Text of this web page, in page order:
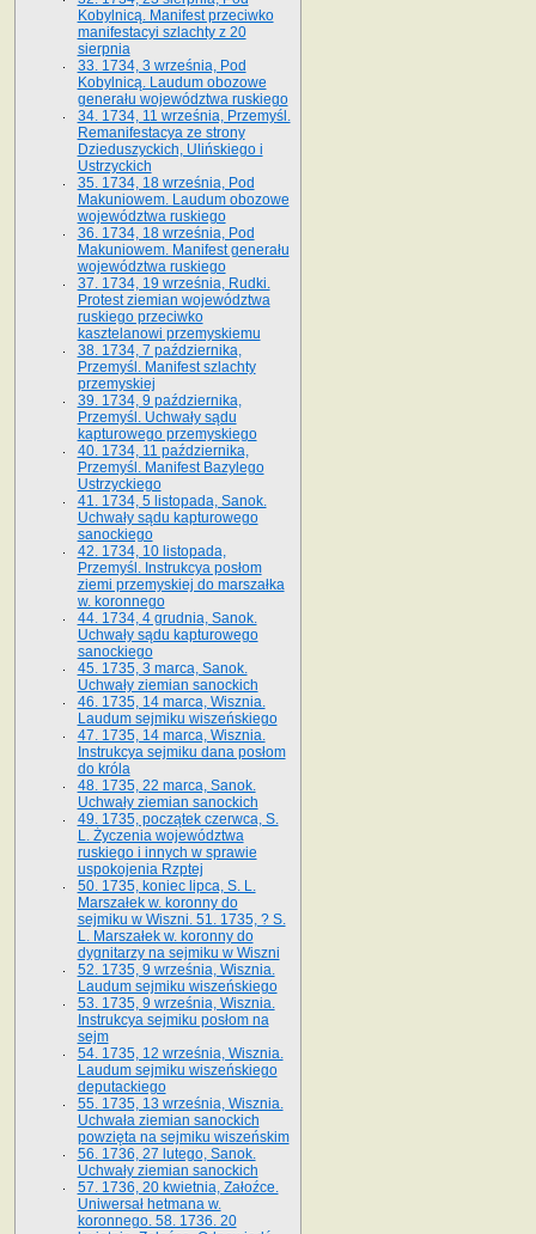
Kobylnicą. Manifest przeciwko
manifestacyi szlachty z 20
sierpnia
33. 1734, 3 września, Pod
Kobylnicą. Laudum obozowe
generału województwa ruskiego
34. 1734, 11 września, Przemyśl.
Remanifestacya ze strony
Dzieduszyckich, Ulińskiego i
Ustrzyckich
35. 1734, 18 września, Pod
Makuniowem. Laudum obozowe
województwa ruskiego
36. 1734, 18 września, Pod
Makuniowem. Manifest generału
województwa ruskiego
37. 1734, 19 września, Rudki.
Protest ziemian województwa
ruskiego przeciwko
kasztelanowi przemyskiemu
38. 1734, 7 października,
Przemyśl. Manifest szlachty
przemyskiej
39. 1734, 9 października,
Przemyśl. Uchwały sądu
kapturowego przemyskiego
40. 1734, 11 października,
Przemyśl. Manifest Bazylego
Ustrzyckiego
41. 1734, 5 listopada, Sanok.
Uchwały sądu kapturowego
sanockiego
42. 1734, 10 listopada,
Przemyśl. Instrukcya posłom
ziemi przemyskiej do marszałka
w. koronnego
44. 1734, 4 grudnia, Sanok.
Uchwały sądu kapturowego
sanockiego
45. 1735, 3 marca, Sanok.
Uchwały ziemian sanockich
46. 1735, 14 marca, Wisznia.
Laudum sejmiku wiszeńskiego
47. 1735, 14 marca, Wisznia.
Instrukcya sejmiku dana posłom
do króla
48. 1735, 22 marca, Sanok.
Uchwały ziemian sanockich
49. 1735, początek czerwca, S.
L. Życzenia województwa
ruskiego i innych w sprawie
uspokojenia Rzptej
50. 1735, koniec lipca, S. L.
Marszałek w. koronny do
sejmiku w Wiszni. 51. 1735, ? S.
L. Marszałek w. koronny do
dygnitarzy na sejmiku w Wiszni
52. 1735, 9 września, Wisznia.
Laudum sejmiku wiszeńskiego
53. 1735, 9 września, Wisznia.
Instrukcya sejmiku posłom na
sejm
54. 1735, 12 września, Wisznia.
Laudum sejmiku wiszeńskiego
deputackiego
55. 1735, 13 września, Wisznia.
Uchwała ziemian sanockich
powzięta na sejmiku wiszeńskim
56. 1736, 27 lutego, Sanok.
Uchwały ziemian sanockich
57. 1736, 20 kwietnia, Załoźce.
Uniwersał hetmana w.
koronnego. 58. 1736. 20